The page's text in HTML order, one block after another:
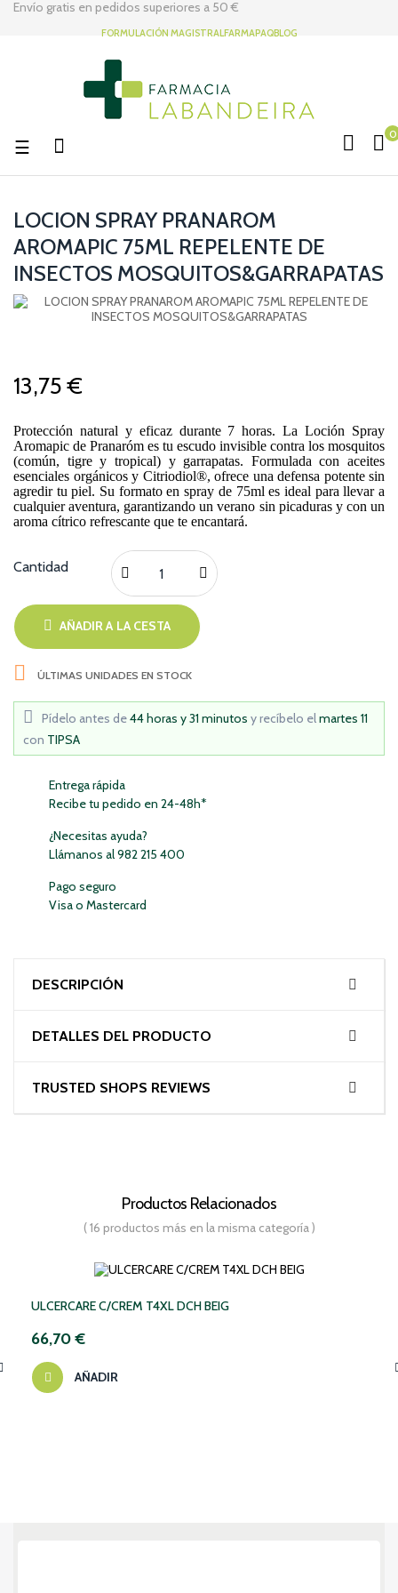
Envío gratis en pedidos superiores a 50 €
FORMULACIÓN MAGISTRALFARMAPAQBLOG
0
Navegación
palanca
☰
LOCION SPRAY PRANAROM
AROMAPIC 75ML REPELENTE DE
INSECTOS MOSQUITOS&GARRAPATAS
13,75 €
Protección natural y eficaz durante 7 horas. La Loción Spray
Aromapic de Pranaróm es tu escudo invisible contra los mosquitos
(común, tigre y tropical) y garrapatas. Formulada con aceites
esenciales orgánicos y Citriodiol®, ofrece una defensa potente sin
agredir tu piel. Su formato en spray de 75ml es ideal para llevar a
cualquier aventura, garantizando un verano sin picaduras y con un
aroma cítrico refrescante que te encantará.
Cantidad
AÑADIR A LA CESTA
 ÚLTIMAS UNIDADES EN STOCK
Pídelo antes de44 horas y 31 minutos y recíbelo elmartes 11
con TIPSA
Entrega rápida
Recibe tu pedido en 24-48h*
¿Necesitas ayuda?
Llámanos al 982 215 400
Pago seguro
Visa o Mastercard
DESCRIPCIÓN
DETALLES DEL PRODUCTO
TRUSTED SHOPS REVIEWS
Productos Relacionados
( 16 productos más en la misma categoría )
ULCERCARE C/CREM T4XL DCH BEIG
66,70 €
AÑADIR